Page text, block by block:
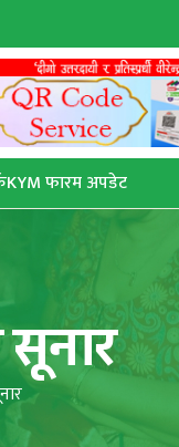
KYM फारम अपडेट